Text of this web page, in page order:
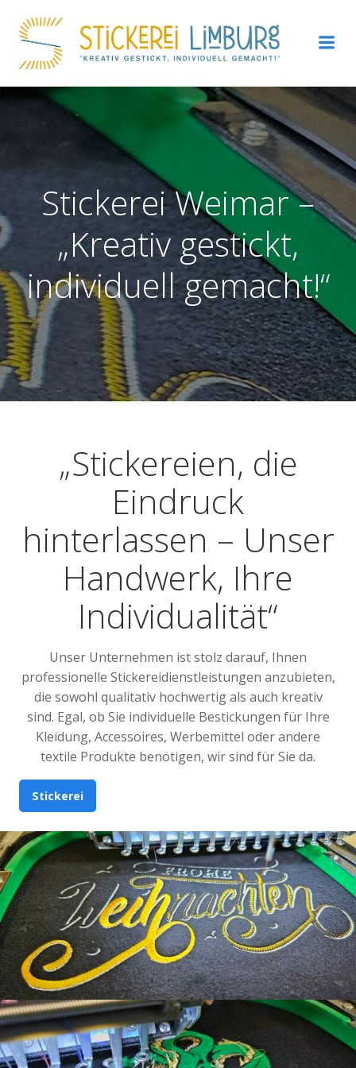
Inhalt
springen
Stickerei Weimar –
„Kreativ gestickt,
individuell gemacht!“
„Stickereien, die
Eindruck
hinterlassen – Unser
Handwerk, Ihre
Individualität“
Unser Unternehmen ist stolz darauf, Ihnen
professionelle Stickereidienstleistungen anzubieten,
die sowohl qualitativ hochwertig als auch kreativ
sind. Egal, ob Sie individuelle Bestickungen für Ihre
Kleidung, Accessoires, Werbemittel oder andere
textile Produkte benötigen, wir sind für Sie da.
Stickerei